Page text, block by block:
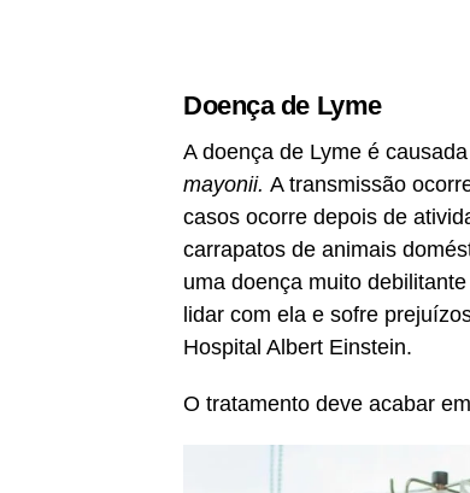
Doença de Lyme
A doença de Lyme é
mayonii. A transmissão
casos ocorre depois de
carrapatos de animais
uma doença muito
lidar com ela e sofre
Hospital Albert Einstein.
O tratamento deve acabar